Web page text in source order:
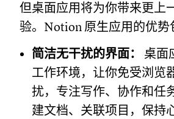
但桌面应用将为你带来更上
验。Notion 原生应用的优势
简洁无干扰的界面：
桌面
工作环境，让你免受浏览
扰，专注写作、协作和任
建文档、关联项目，保持